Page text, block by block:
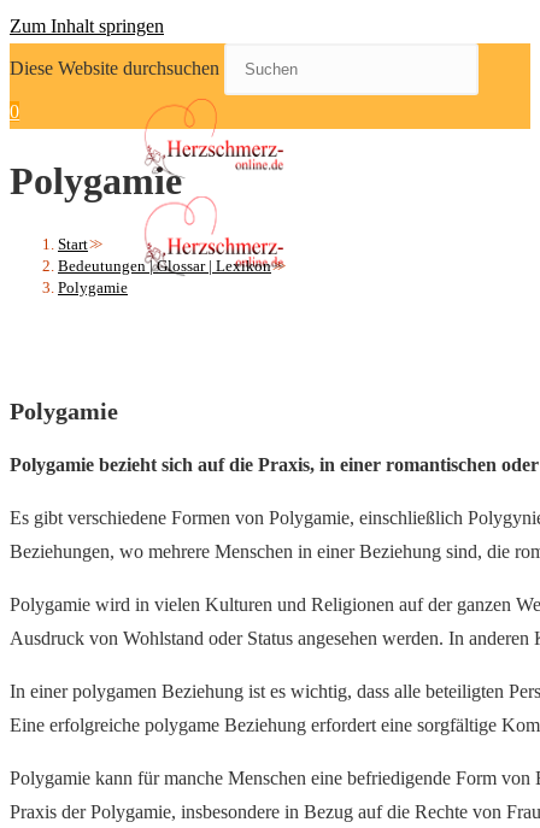
Zum Inhalt springen
Diese Website durchsuchen
0
Polygamie
Start>>
Bedeutungen | Glossar | Lexikon>>
Polygamie
Polygamie
Polygamie bezieht sich auf die Praxis, in einer romantischen
Es gibt verschiedene Formen von Polygamie, einschließlich
Beziehungen, wo mehrere Menschen in einer Beziehung sind, die
Polygamie wird in vielen Kulturen und Religionen auf der ganzen
Ausdruck von Wohlstand oder Status angesehen werden. In
In einer polygamen Beziehung ist es wichtig, dass alle beteiligten
Eine erfolgreiche polygame Beziehung erfordert eine sorgfältige
Polygamie kann für manche Menschen eine befriedigende Form
Praxis der Polygamie, insbesondere in Bezug auf die Rechte von